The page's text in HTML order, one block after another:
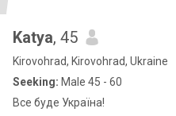
Katya, 45
Kirovohrad, Kirovohrad, Ukraine
Seeking: Male 45 - 60
Все буде Україна!